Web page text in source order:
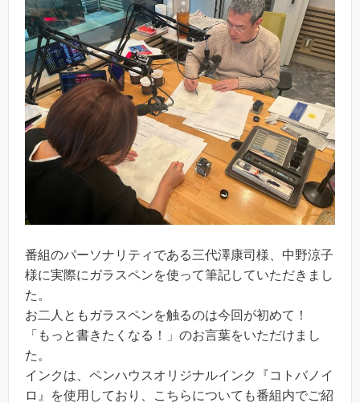
番組のパーソナリティである三代澤康司様、中野涼子
様に実際にガラスペンを使って筆記していただきまし
た。
お二人ともガラスペンを触るのは今回が初めて！
「もっと書きたくなる！」のお言葉をいただけまし
た。
インクは、ペンハウスオリジナルインク『コトバノイ
ロ』を使用しており、こちらについても番組内でご紹